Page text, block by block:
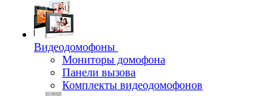
Видеодомофоны
Мониторы домофона
Панели вызова
Комплекты видеодомофонов